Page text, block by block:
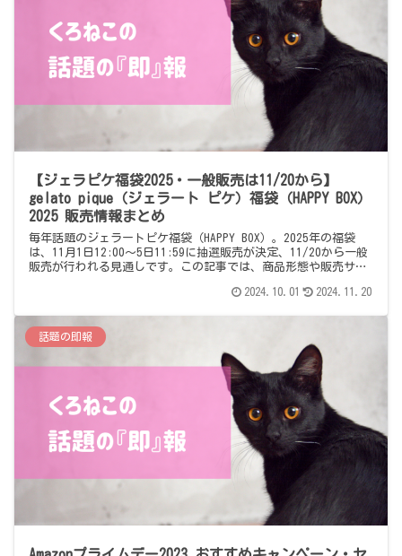
【ジェラピケ福袋2025・一般販売は11/20から】
gelato pique（ジェラート ピケ）福袋（HAPPY BOX）
2025 販売情報まとめ
毎年話題のジェラートピケ福袋（HAPPY BOX）。2025年の福袋
は、11月1日12:00～5日11:59に抽選販売が決定、11/20から一般
販売が行われる見通しです。この記事では、商品形態や販売サイ
2024.10.01
2024.11.20
話題の即報